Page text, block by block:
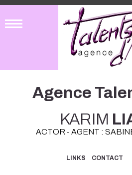
Agence
KARIM
ACTOR - AGENT :
LINKS CONTACT